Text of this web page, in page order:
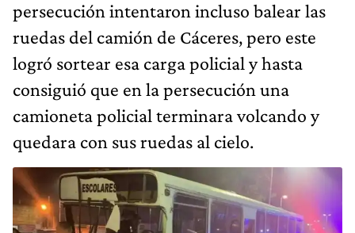
persecución intentaron incluso balear las
ruedas del camión de Cáceres, pero este
logró sortear esa carga policial y hasta
consiguió que en la persecución una
camioneta policial terminara volcando y
quedara con sus ruedas al cielo.